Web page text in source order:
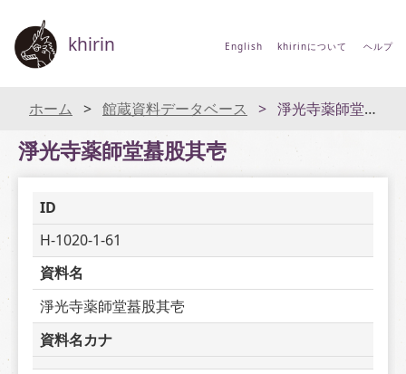
khirin English khirinについて ヘルプ
ホーム 館蔵資料データベース 淨光寺薬師堂蟇股其壱
淨光寺薬師堂蟇股其壱
ID
H-1020-1-61
資料名
淨光寺薬師堂蟇股其壱
資料名カナ